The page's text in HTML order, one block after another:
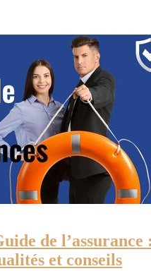
de l’assurance
et conseils